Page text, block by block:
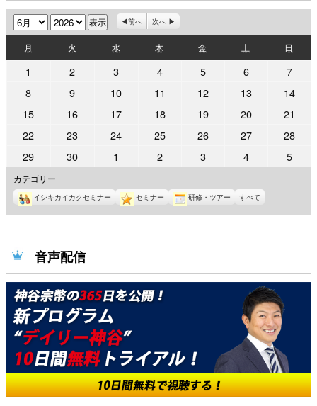
月 年 前へ 次へ
月
曜
火
曜
水水
曜
木
曜
金金
曜
土
曜
日
曜
1
月
1
22026
月
2
32026
6
月
3
42026
6
月
4
52026
6
月
5
62026
6
月
6
72026
6
月
7
82026
6
月
8
日
92026
6
月
9
日
102026
月
日
11
6
月
日
122026
6
月
日
132026
6
月
日
142026
月
日
152026
6
月
15
日
162026
月
日
172026
日
182026
6
日
192026
6
日
202026
日
21
6
222026
6
月
22
232026
6
23
242026
6
24
日
252026
6
25
日
262026
6
26
272026
6
27
282026
6
292026
年
6
月
29
302026
年
6
月
30
1
年
7
月
1
22026
年
7
月
2
32026
年
7
月
3
42026
年
7
月
4
52026
年
5
カテゴリー
イシキカイカクセミナー セミナー 研修・ツアー すべて
音声配信